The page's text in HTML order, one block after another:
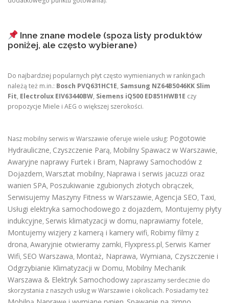
Inne znane modele (spoza listy produktów
poniżej, ale często wybierane)
Do najbardziej popularnych płyt często wymienianych w rankingach
należą też m.in.: Bosch PVQ631HC1E, Samsung NZ64B5046KK Slim
Fit, Electrolux EIV63440BW, Siemens iQ500 ED851HWB1E czy
propozycje Miele i AEG o większej szerokości.
Nasz mobilny serwis w Warszawie oferuje wiele usług: Pogotowie
Hydrauliczne, Czyszczenie Parą, Mobilny Spawacz w Warszawie,
Awaryjne naprawy Furtek i Bram, Naprawy Samochodów z
Dojazdem, Warsztat mobilny, Naprawa i serwis jacuzzi oraz
wanien SPA, Poszukiwanie zgubionych złotych obrączek,
Serwisujemy Maszyny Fitness w Warszawie, Agencja SEO, Taxi,
Usługi elektryka samochodowego z dojazdem, Montujemy płyty
indukcyjne, Serwis klimatyzacji w domu, naprawiamy fotele,
Montujemy wizjery z kamerą i kamery wifi, Robimy filmy z
drona, Awaryjnie otwieramy zamki, Flyxpress.pl, Serwis Kamer
Wifi, SEO Warszawa, Montaż, Naprawa, Wymiana, Czyszczenie i
Odgrzybianie Klimatyzacji w Domu, Mobilny Mechanik
Warszawa & Elektryk Samochodowy zapraszamy serdecznie do
skorzystania z naszych usług w Warszawie i okolicach. Posiadamy też